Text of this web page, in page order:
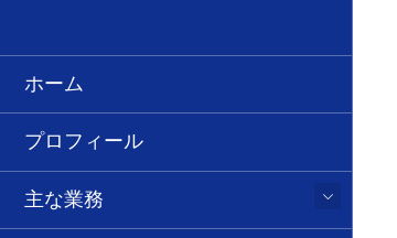
ホーム
プロフィール
主な業務